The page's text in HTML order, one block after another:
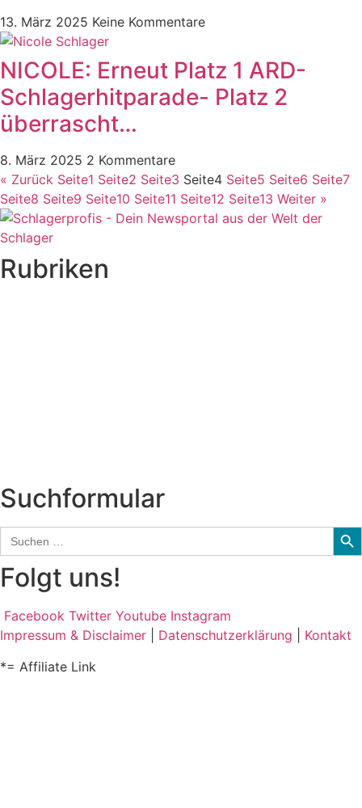
13. März 2025 Keine Kommentare
NICOLE: Erneut Platz 1 ARD-
Schlagerhitparade- Platz 2
überrascht…
8. März 2025 2 Kommentare
« Zurück Seite1 Seite2 Seite3 Seite4 Seite5 Seite6 Seite7
Seite8 Seite9 Seite10 Seite11 Seite12 Seite13 Weiter »
Rubriken
Suchformular
Search
for:
Folgt uns!
Facebook Twitter Youtube Instagram
Impressum & Disclaimer
Datenschutzerklärung
Kontakt
*= Affiliate Link